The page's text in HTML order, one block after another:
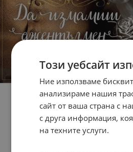
Този уебсайт
Ние използваме
анализираме нашия
сайт от ваша страна с
с друга информация,
на техните услуги.